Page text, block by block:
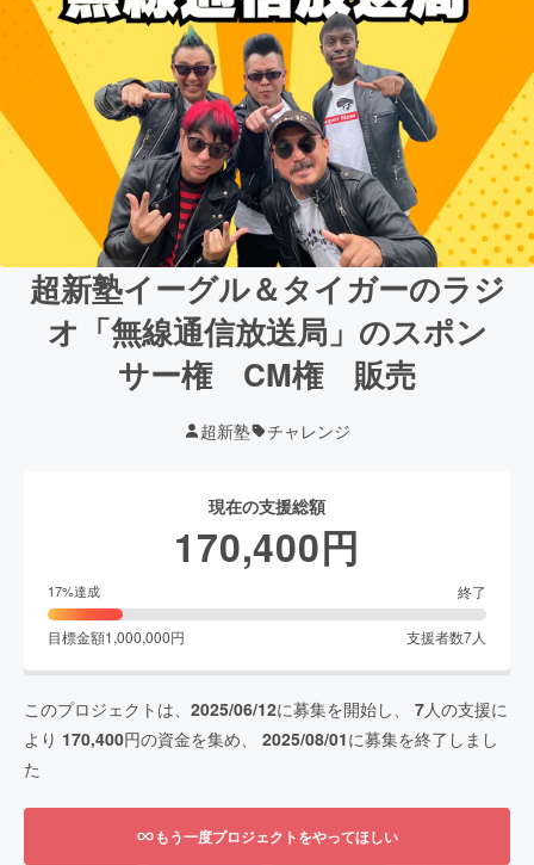
超新塾イーグル＆タイガーのラジ
オ「無線通信放送局」のスポン
サー権 CM権 販売
超新塾 チャレンジ
現在の支援総額
170,400円
17%達成 終了
目標金額1,000,000円 支援者数7人
このプロジェクトは、 2025/06/12に募集を開始し、 7人の支援に
より 170,400円の資金を集め、 2025/08/01に募集を終了しまし
た
もう一度プロジェクトをやってほしい